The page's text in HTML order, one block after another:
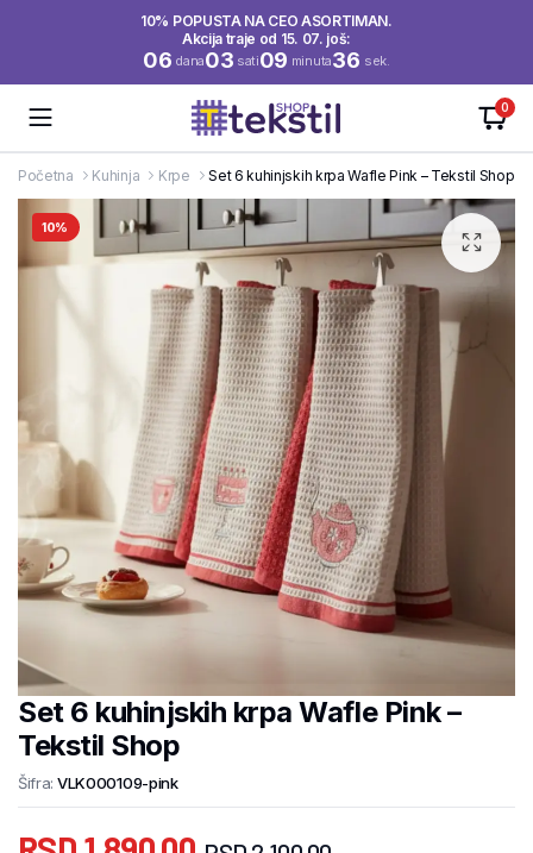
10% POPUSTA NA CEO ASORTIMAN.
Akcija traje od 15. 07. još:
06 dana03 sati09 minuta36 sek.
0
Početna Kuhinja Krpe Set 6 kuhinjskih krpa Wafle Pink – Tekstil Shop
10%
Set 6 kuhinjskih krpa Wafle Pink –
Tekstil Shop
Šifra: VLK000109-pink